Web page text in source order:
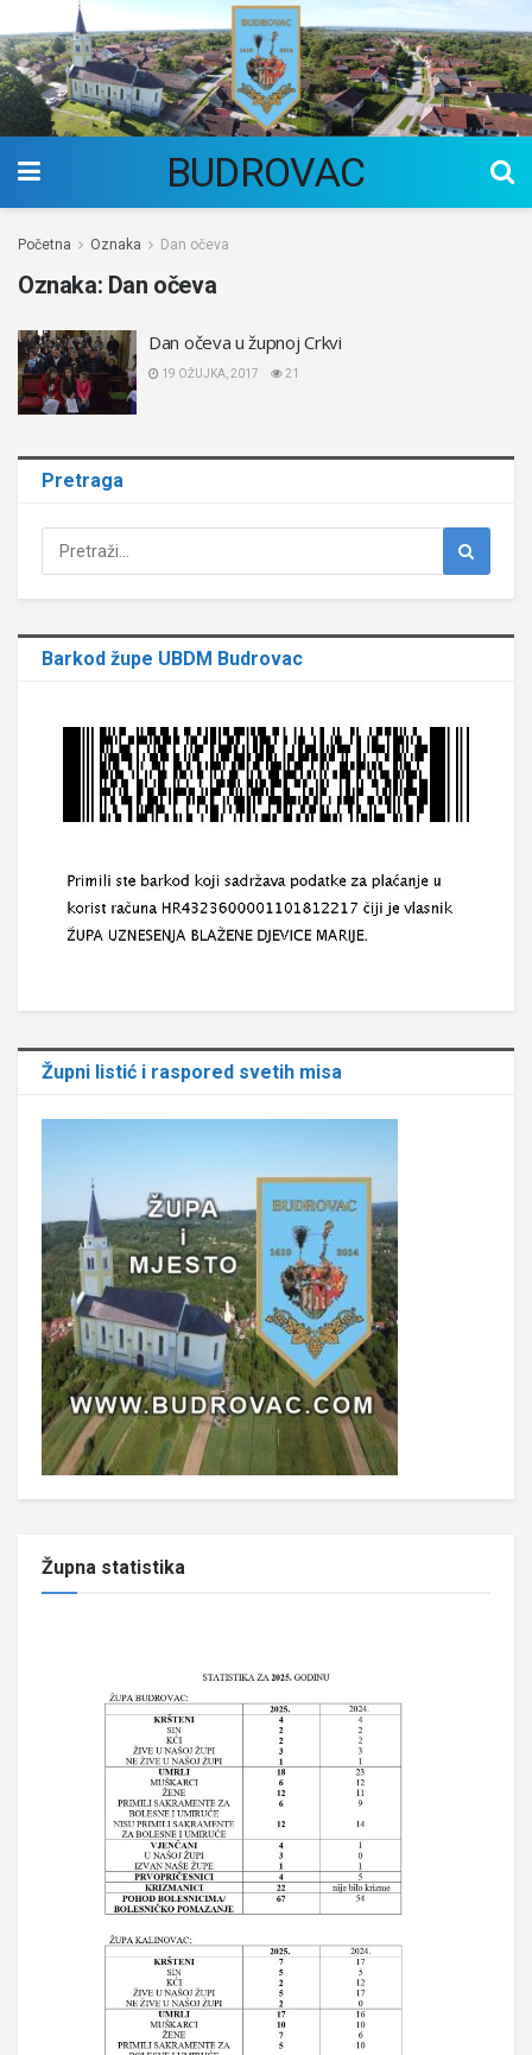
BUDROVAC
Početna Oznaka Dan očeva
Oznaka: Dan očeva
Dan očeva u župnoj Crkvi
19 OŽUJKA, 2017 21
Pretraga
Barkod župe UBDM Budrovac
Župni listić i raspored svetih misa
Župna statistika